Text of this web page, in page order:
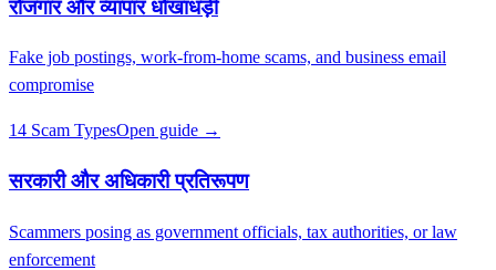
रोजगार और व्यापार धोखाधड़ी
Fake job postings, work-from-home scams, and business email
compromise
14 Scam TypesOpen guide →
सरकारी और अधिकारी प्रतिरूपण
Scammers posing as government officials, tax authorities, or law
enforcement